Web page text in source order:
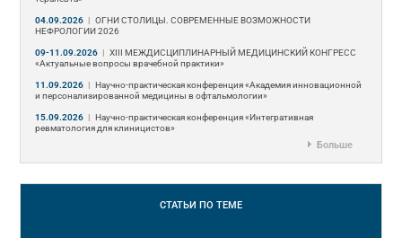
04.09.2026 | ОГНИ СТОЛИЦЫ. СОВРЕМЕННЫЕ ВОЗМОЖНОСТИ
НЕФРОЛОГИИ 2026
09-11.09.2026 | ХIII МЕЖДИСЦИПЛИНАРНЫЙ МЕДИЦИНСКИЙ КОНГРЕСС
«Актуальные вопросы врачебной практики»
11.09.2026 | Научно-практическая конференция «Академия инновационной
и персонализированной медицины в офтальмологии»
15.09.2026 | Научно-практическая конференция «Интегративная
ревматология для клиницистов»
Больше
СТАТЬИ ПО ТЕМЕ